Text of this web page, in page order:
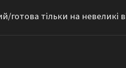
готова тільки на невеликі